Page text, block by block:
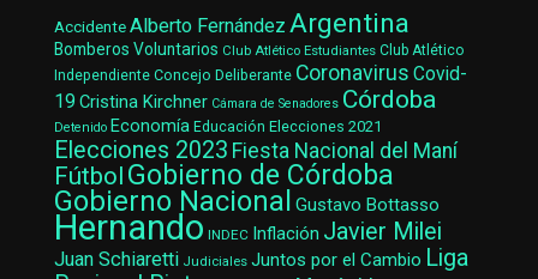
AccidenteAlberto Fernández Argentina
Bomberos Voluntarios Club Atlético Estudiantes Club Atlético
Independiente Concejo Deliberante Coronavirus Covid-
19 Cristina Kirchner Cámara de Senadores Córdoba
Detenido Economía Educación Elecciones 2021
Elecciones 2023 Fiesta Nacional del Maní
Fútbol Gobierno de Córdoba
Gobierno Nacional Gustavo Bottasso
Hernando INDEC Inflación Javier Milei
Juan Schiaretti Judiciales Juntos por el Cambio Liga